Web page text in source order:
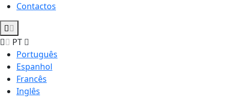
Contactos
PT
Português
Espanhol
Francês
Inglês